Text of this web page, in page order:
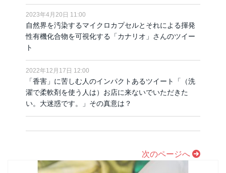
2023年4月20日 11:00
自然界を汚染するマイクロカプセルとそれによる揮発
性有機化合物を可視化する「カナリオ」さんのツイー
ト
2022年12月17日 12:00
「香害」に苦しむ人のインパクトあるツイート「（洗
濯で柔軟剤を使う人は）お店に来ないでいただきた
い。大迷惑です。」その真意は？
次のページへ